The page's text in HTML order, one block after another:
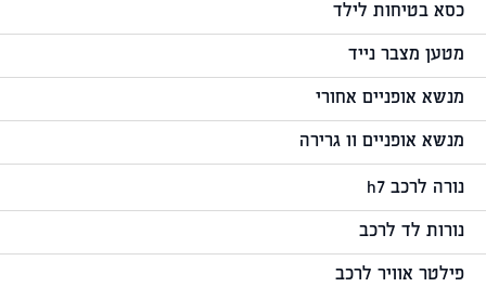
כסא בטיחות לילד
מטען מצבר נייד
מנשא אופניים אחורי
מנשא אופניים וו גרירה
נורה לרכב h7
נורות לד לרכב
פילטר אוויר לרכב